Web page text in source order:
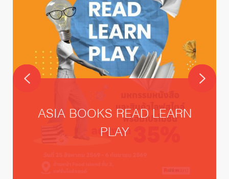
ASIA BOOKS READ LEARN
PLAY